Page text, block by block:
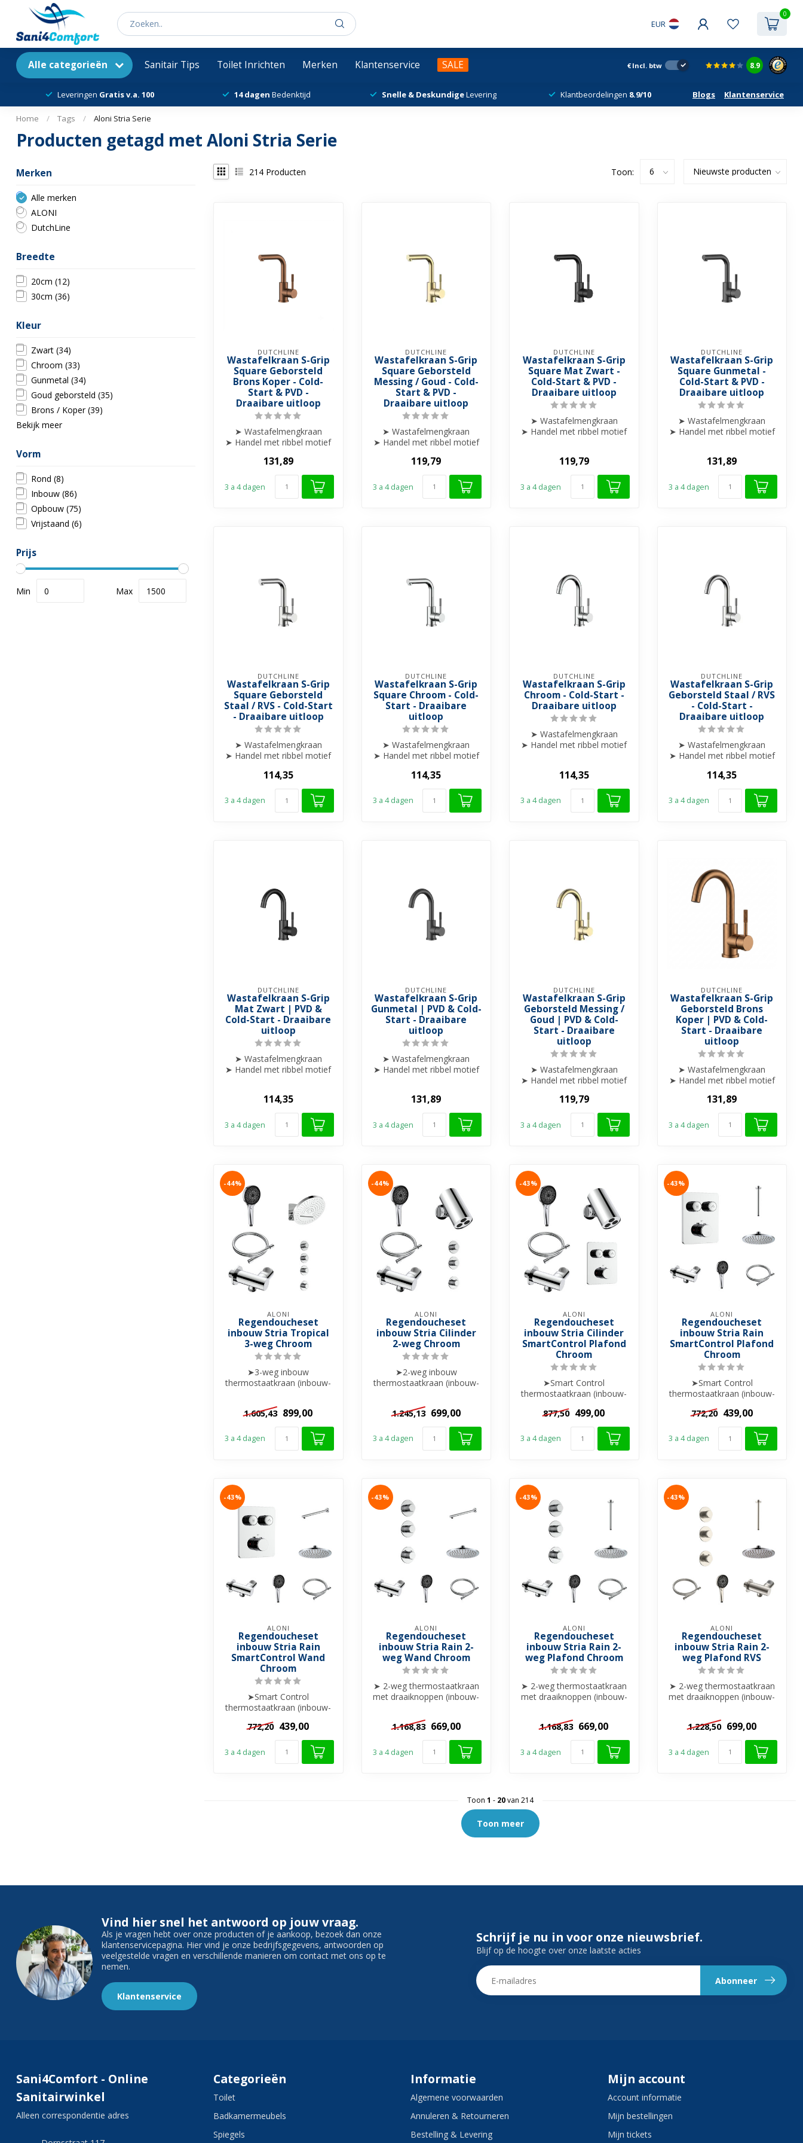
EUR
0
Alle categorieën Sanitair Tips Toilet Inrichten Merken Klantenservice SALE € Incl. btw 8.9
Leveringen Gratis v.a. 100 14 dagen Bedenktijd Snelle & DeskundigeLevering Klantbeordelingen 8.9/10 Blogs Klantenservice
Home / Tags / Aloni Stria Serie
Producten getagd met Aloni Stria Serie
Merken
Alle merken
ALONI
DutchLine
Breedte
20cm (12)
30cm (36)
Kleur
Zwart (34)
Chroom (33)
Gunmetal (34)
Goud geborsteld (35)
Brons / Koper(39)
Bekijk meer
Vorm
Rond (8)
Inbouw (86)
Opbouw (75)
Vrijstaand (6)
Prijs
Min Max
214 Producten Toon:
DUTCHLINE
Wastafelkraan S-Grip
Square Geborsteld
Brons Koper - Cold-
Start & PVD -
Draaibare uitloop
➤ Wastafelmengkraan
➤ Handel met ribbel motief
➤ Draaibare uitloop
...
131,89
3 a 4 dagen
DUTCHLINE
Wastafelkraan S-Grip
Square Geborsteld
Messing / Goud - Cold-
Start & PVD -
Draaibare uitloop
➤ Wastafelmengkraan
➤ Handel met ribbel motief
➤ Draaibare uitloop
...
119,79
3 a 4 dagen
DUTCHLINE
Wastafelkraan S-Grip
Square Mat Zwart -
Cold-Start & PVD -
Draaibare uitloop
➤ Wastafelmengkraan
➤ Handel met ribbel motief
...
119,79
3 a 4 dagen
DUTCHLINE
Wastafelkraan S-Grip
Square Gunmetal -
Cold-Start & PVD -
Draaibare uitloop
➤ Wastafelmengkraan
➤ Handel met ribbel motief
...
131,89
3 a 4 dagen
DUTCHLINE
Wastafelkraan S-Grip
Square Geborsteld
Staal / RVS - Cold-Start
- Draaibare uitloop
➤ Wastafelmengkraan
➤ Handel met ribbel motief
➤ Draaibare uitloop
...
114,35
3 a 4 dagen
DUTCHLINE
Wastafelkraan S-Grip
Square Chroom - Cold-
Start - Draaibare
uitloop
➤ Wastafelmengkraan
➤ Handel met ribbel motief
➤ Draaibare uitloop
...
114,35
3 a 4 dagen
DUTCHLINE
Wastafelkraan S-Grip
Chroom - Cold-Start -
Draaibare uitloop
➤ Wastafelmengkraan
➤ Handel met ribbel motief
...
114,35
3 a 4 dagen
DUTCHLINE
Wastafelkraan S-Grip
Geborsteld Staal / RVS
- Cold-Start -
Draaibare uitloop
➤ Wastafelmengkraan
➤ Handel met ribbel motief
➤ Draaibare uitloop
...
114,35
3 a 4 dagen
DUTCHLINE
Wastafelkraan S-Grip
Mat Zwart | PVD &
Cold-Start - Draaibare
uitloop
➤ Wastafelmengkraan
➤ Handel met ribbel motief
...
114,35
3 a 4 dagen
DUTCHLINE
Wastafelkraan S-Grip
Gunmetal | PVD & Cold-
Start - Draaibare
uitloop
➤ Wastafelmengkraan
➤ Handel met ribbel motief
...
131,89
3 a 4 dagen
DUTCHLINE
Wastafelkraan S-Grip
Geborsteld Messing /
Goud | PVD & Cold-
Start - Draaibare
uitloop
➤ Wastafelmengkraan
➤ Handel met ribbel motief
➤ Draaibare uitloop
...
119,79
3 a 4 dagen
DUTCHLINE
Wastafelkraan S-Grip
Geborsteld Brons
Koper | PVD & Cold-
Start - Draaibare
uitloop
➤ Wastafelmengkraan
➤ Handel met ribbel motief
➤ Draaibare uitloop
...
131,89
3 a 4 dagen
-44%
ALONI
Regendoucheset
inbouw Stria Tropical
3-weg Chroom
➤3-weg inbouw
thermostaatkraan (inbouw-
➤Hoofddouche Tropical
Rai...
1.605,43 899,00
3 a 4 dagen
-44%
ALONI
Regendoucheset
inbouw Stria Cilinder
2-weg Chroom
➤2-weg inbouw
thermostaatkraan (inbouw-
➤Hoofddouche Cilinder
met...
1.245,13 699,00
3 a 4 dagen
-43%
ALONI
Regendoucheset
inbouw Stria Cilinder
SmartControl Plafond
Chroom
➤Smart Control
thermostaatkraan (inbouw-
➤Hoofddouche Cilinder
me...
877,50 499,00
3 a 4 dagen
-43%
ALONI
Regendoucheset
inbouw Stria Rain
SmartControl Plafond
Chroom
➤Smart Control
thermostaatkraan (inbouw-
➤Hoofddouche Rain met
30...
772,20 439,00
3 a 4 dagen
-43%
ALONI
Regendoucheset
inbouw Stria Rain
SmartControl Wand
Chroom
➤Smart Control
thermostaatkraan (inbouw-
➤Hoofddouche Rain met
30...
772,20 439,00
3 a 4 dagen
-43%
ALONI
Regendoucheset
inbouw Stria Rain 2-
weg Wand Chroom
➤ 2-weg thermostaatkraan
met draaiknoppen (inbouw-
➤Hoofddouche R...
1.168,83 669,00
3 a 4 dagen
-43%
ALONI
Regendoucheset
inbouw Stria Rain 2-
weg Plafond Chroom
➤ 2-weg thermostaatkraan
met draaiknoppen (inbouw-
➤Hoofddouche R...
1.168,83 669,00
3 a 4 dagen
-43%
ALONI
Regendoucheset
inbouw Stria Rain 2-
weg Plafond RVS
➤ 2-weg thermostaatkraan
met draaiknoppen (inbouw-
➤Hoofddouche R...
1.228,50 699,00
3 a 4 dagen
Toon 1 - 20van 214
Toon meer
Vind hier snel het antwoord op jouw vraag.
Als je vragen hebt over onze producten of je aankoop, bezoek dan onze
klantenservicepagina. Hier vind je onze bedrijfsgegevens, antwoorden op
veelgestelde vragen en verschillende manieren om contact met ons op te
nemen.
Klantenservice
Schrijf je nu in voor onze nieuwsbrief.
Blijf op de hoogte over onze laatste acties
Abonneer
Sani4Comfort - Online
Sanitairwinkel
Alleen correspondentie adres
Categorieën
Toilet
Badkamermeubels
Spiegels
Informatie
Algemene voorwaarden
Annuleren & Retourneren
Bestelling & Levering
Mijn account
Account informatie
Mijn bestellingen
Mijn tickets